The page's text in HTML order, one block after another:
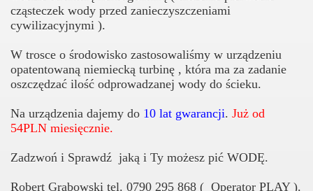
cząsteczek wody przed zanieczyszczeniami
cywilizacyjnymi ).
W trosce o środowisko zastosowaliśmy w urządzeniu
opatentowaną niemiecką turbinę , która ma za zadanie
oszczędzać ilość odprowadzanej wody do ścieku.
Na urządzenia dajemy do 10 lat gwarancji. Już od
54PLN miesięcznie.
Zadzwoń i Sprawdź jaką i Ty możesz pić WODĘ.
Robert Grabowski tel. 0790 295 868 ( Operator PLAY ).